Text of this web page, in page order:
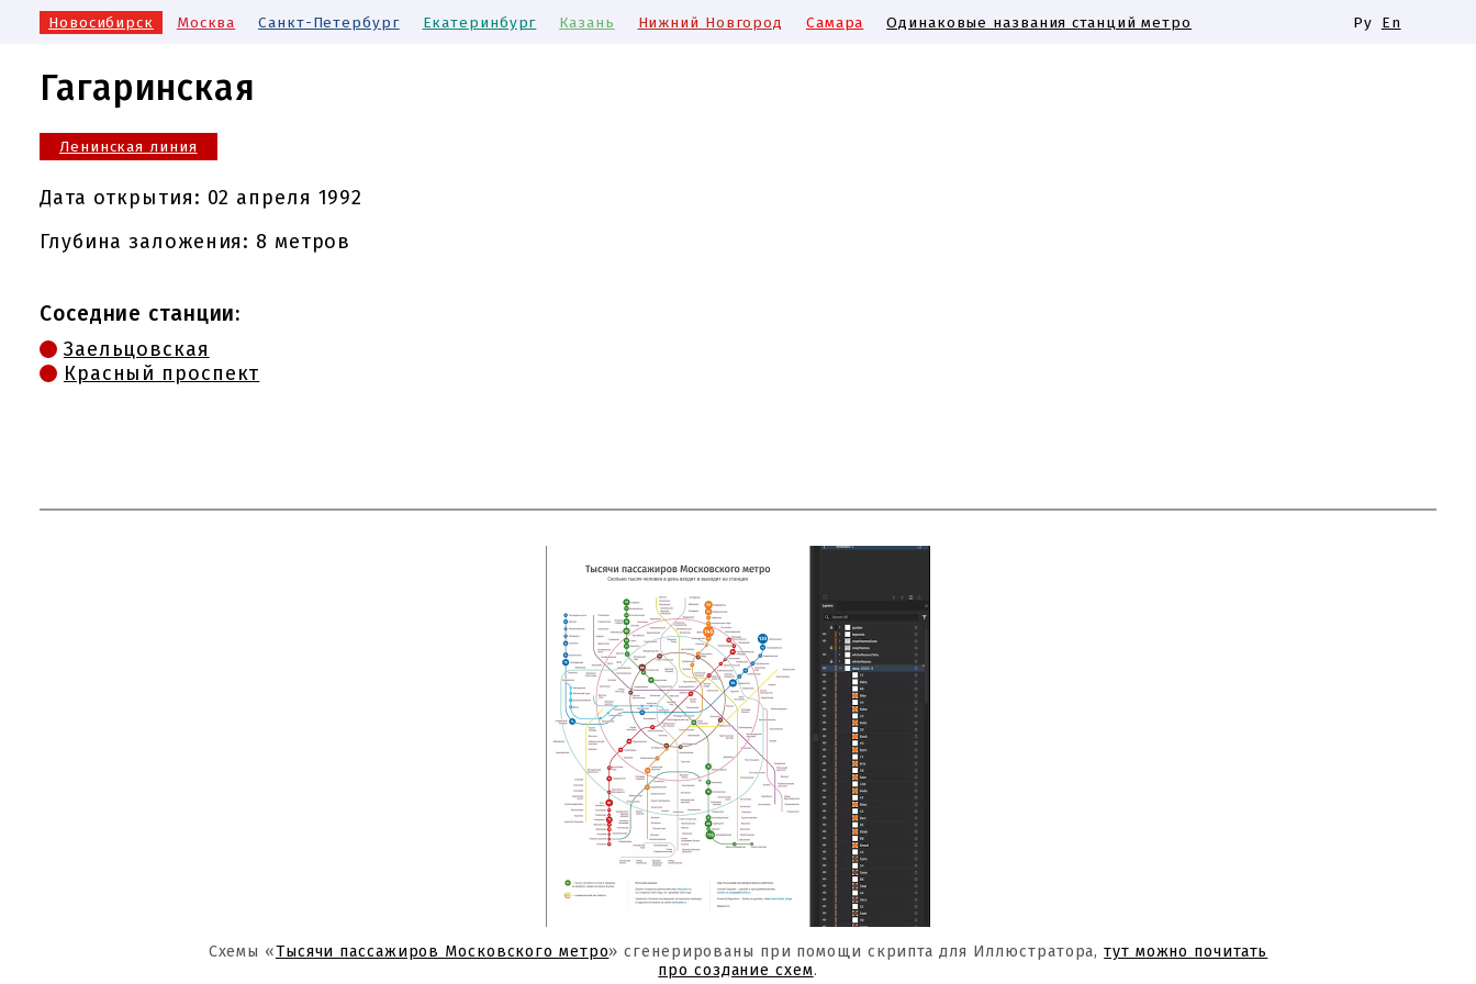
Новосибирск Москва Санкт-Петербург Екатеринбург Казань Нижний Новгород Самара Одинаковые названия станций метро Ру En
Гагаринская
Ленинская линия
Дата открытия: 02 апреля 1992
Глубина заложения: 8 метров
Соседние станции:
Заельцовская
Красный проспект
Схемы «Тысячи пассажиров Московского метро» сгенерированы при помощи скрипта для Иллюстратора,тут можно почитать
про создание схем.